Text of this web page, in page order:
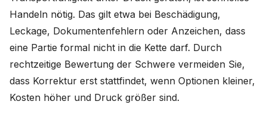
Handeln nötig. Das gilt etwa bei Beschädigung,
Leckage, Dokumentenfehlern oder Anzeichen, dass
eine Partie formal nicht in die Kette darf. Durch
rechtzeitige Bewertung der Schwere vermeiden Sie,
dass Korrektur erst stattfindet, wenn Optionen kleiner,
Kosten höher und Druck größer sind.